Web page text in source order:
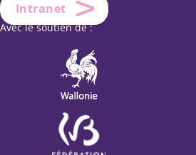
Intranet
Avec le soutien de :